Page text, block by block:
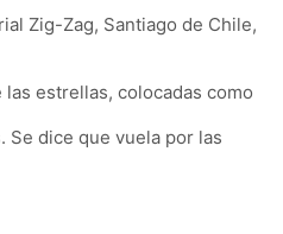
Zig-Zag, Santiago de Chile,
estrellas, colocadas como
Se dice que vuela por las